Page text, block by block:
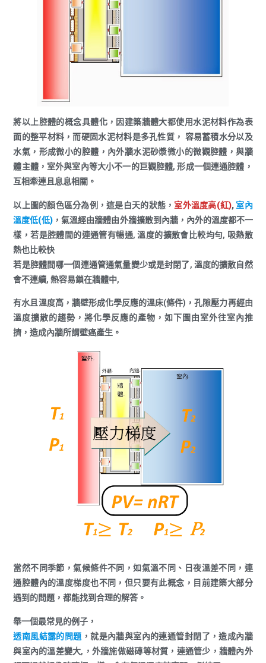
將以上腔體的概念具體化，因建築牆體大都使用水泥材料作為表
面的整平材料，而硬固水泥材料是多孔性質， 容易蓄積水分以及
水氣，形成微小的腔體，內外牆水泥砂漿微小的微觀腔體，與牆
體主體，室外與室內等大小不一的巨觀腔體, 形成一個連通腔體，
互相牽連且息息相關。
以上圖的顏色區分為例，這是白天的狀態， 室外溫度高(紅), 室內
溫度低(低) ，氣溫經由牆體由外牆擴散到內牆，內外的溫度都不一
樣，若是腔體間的連通管有暢通, 溫度的擴散會比較均勻, 吸熱散
熱也比較快
若是腔體間哪一個連通管通氣量變少或是封閉了, 溫度的擴散自然
會不連續, 熱容易鎖在牆體中,
有水且溫度高，牆壁形成化學反應的溫床(條件)，孔隙壓力再經由
溫度擴散的趨勢，將化學反應的產物，如下圖由室外往室內推
擠，造成內牆所謂壁癌產生。
當然不同季節，氣候條件不同，如氣溫不同、日夜溫差不同，連
通腔體內的溫度梯度也不同，但只要有此概念，目前建築大部分
遇到的問題，都能找到合理的解答。
舉一個最常見的例子，
透南風結露的問題 ，就是內牆與室內的連通管封閉了，造成內牆
與室內的溫差變大,，外牆施做磁磚等材質，連通管少，牆體內外